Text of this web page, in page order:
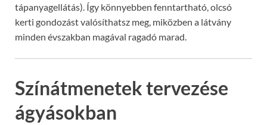
tápanyagellátás). Így könnyebben fenntartható, olcsó
kerti gondozást valósíthatsz meg, miközben a látvány
minden évszakban magával ragadó marad.
Színátmenetek tervezése
ágyásokban